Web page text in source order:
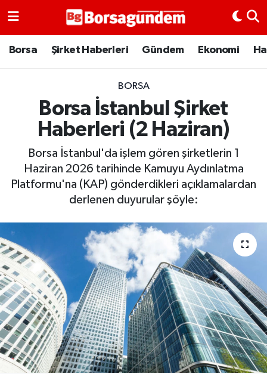
Borsa Şirket Haberleri Gündem Ekonomi
BORSA
Borsa İstanbul Şirket
Haberleri (2 Haziran)
Borsa İstanbul'da işlem gören şirketlerin 1
Haziran 2026 tarihinde Kamuyu Aydınlatma
Platformu'na (KAP) gönderdikleri açıklamalardan
derlenen duyurular şöyle:
Borsa
Emtia
Galeri
Gündem
Şirket Haberleri
Borsa Gundem
BIST 100 Isı Haritası
Coin Isı Haritası
Ekonomik Takvim